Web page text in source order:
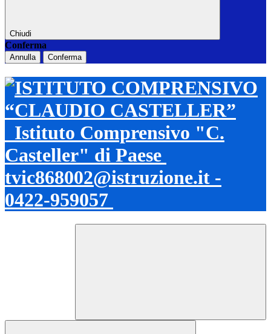
Chiudi
Conferma
Annulla Conferma
Istituto Comprensivo "C.
Casteller" di Paese
tvic868002@istruzione.it -
0422-959057